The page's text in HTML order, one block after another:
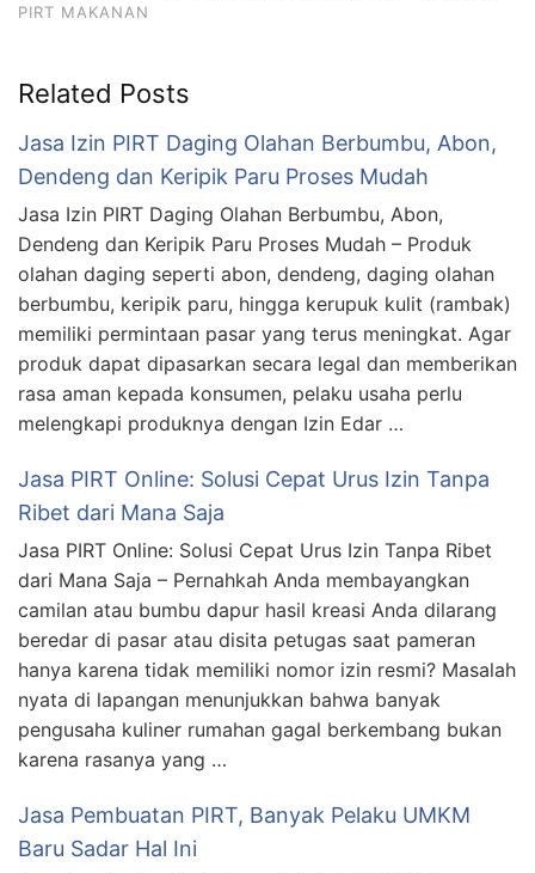
PIRT MAKANAN
Related Posts
Jasa Izin PIRT Daging Olahan Berbumbu, Abon,
Dendeng dan Keripik Paru Proses Mudah
Jasa Izin PIRT Daging Olahan Berbumbu, Abon,
Dendeng dan Keripik Paru Proses Mudah – Produk
olahan daging seperti abon, dendeng, daging olahan
berbumbu, keripik paru, hingga kerupuk kulit (rambak)
memiliki permintaan pasar yang terus meningkat. Agar
produk dapat dipasarkan secara legal dan memberikan
rasa aman kepada konsumen, pelaku usaha perlu
melengkapi produknya dengan Izin Edar …
Jasa PIRT Online: Solusi Cepat Urus Izin Tanpa
Ribet dari Mana Saja
Jasa PIRT Online: Solusi Cepat Urus Izin Tanpa Ribet
dari Mana Saja – Pernahkah Anda membayangkan
camilan atau bumbu dapur hasil kreasi Anda dilarang
beredar di pasar atau disita petugas saat pameran
hanya karena tidak memiliki nomor izin resmi? Masalah
nyata di lapangan menunjukkan bahwa banyak
pengusaha kuliner rumahan gagal berkembang bukan
karena rasanya yang …
Jasa Pembuatan PIRT, Banyak Pelaku UMKM
Baru Sadar Hal Ini